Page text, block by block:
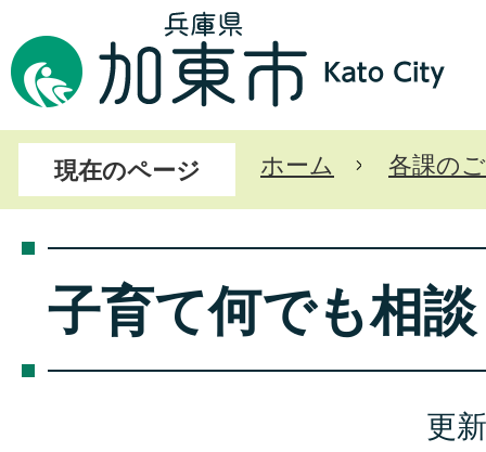
現在のページ ホーム 各課の
子育て何でも相談
更